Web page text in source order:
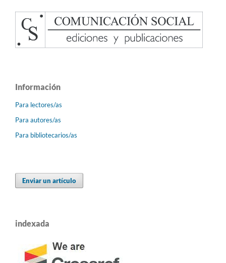
Información
Para lectores/as
Para autores/as
Para bibliotecarios/as
Enviar un artículo
indexada